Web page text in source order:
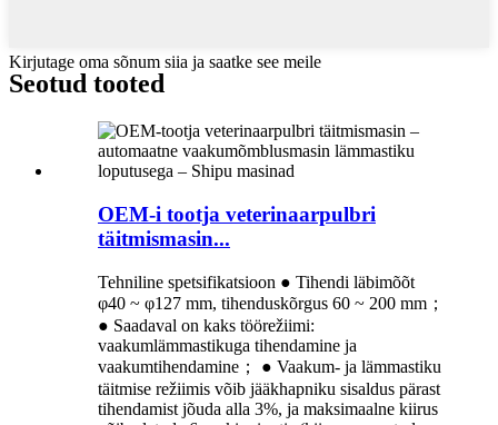
Kirjutage oma sõnum siia ja saatke see meile
Seotud tooted
OEM-i tootja veterinaarpulbri
täitmismasin...
Tehniline spetsifikatsioon ● Tihendi läbimõõt
φ40 ~ φ127 mm, tihenduskõrgus 60 ~ 200 mm；
● Saadaval on kaks töörežiimi:
vaakumlämmastikuga tihendamine ja
vaakumtihendamine； ● Vaakum- ja lämmastiku
täitmise režiimis võib jääkhapniku sisaldus pärast
tihendamist jõuda alla 3%, ja maksimaalne kiirus